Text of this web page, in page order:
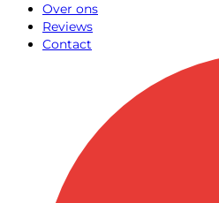
Over ons
Reviews
Contact